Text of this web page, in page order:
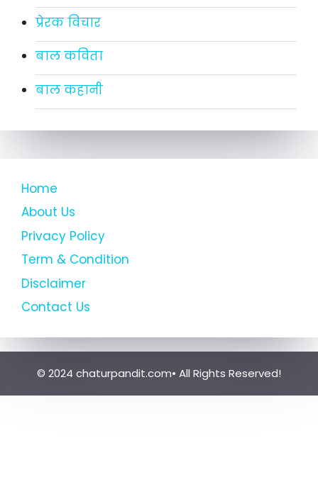
प्रेरक विचार
बाल कविता
बाल कहानी
Home
About Us
Privacy Policy
Term & Condition
Disclaimer
Contact Us
© 2024 chaturpandit.com• All Rights Reserved!